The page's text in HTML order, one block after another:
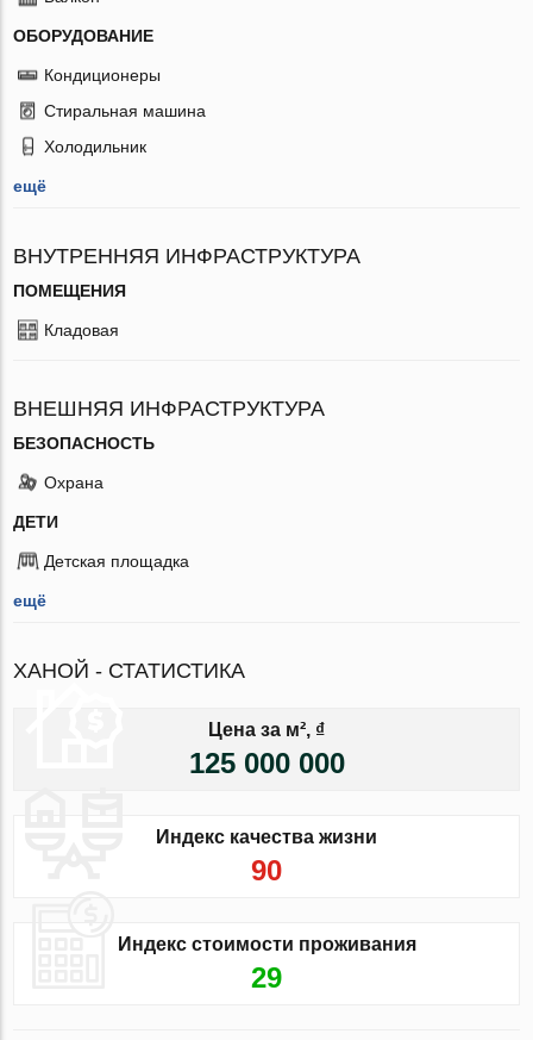
ОБОРУДОВАНИЕ
Кондиционеры
Стиральная машина
Холодильник
ещё
ВНУТРЕННЯЯ ИНФРАСТРУКТУРА
ПОМЕЩЕНИЯ
Кладовая
ВНЕШНЯЯ ИНФРАСТРУКТУРА
БЕЗОПАСНОСТЬ
Охрана
ДЕТИ
Детская площадка
ещё
ХАНОЙ - СТАТИСТИКА
Цена за м², ₫
125 000 000
Индекс качества жизни
90
Индекс стоимости проживания
29